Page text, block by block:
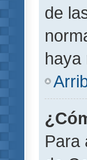
de
haya
Para